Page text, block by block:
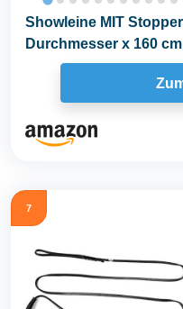
Showleine MIT
Durchmesser x 160
7